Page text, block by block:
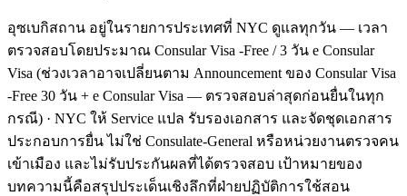
อุซเบกิสถาน อยู่ในรายการประเทศที่ NYC ดูแลทุกวัน — เวลา
ตรวจสอบโดยประมาณ Consular Visa -Free / 3 วัน e Consular
Visa (ช่วงเวลาอาจเปลี่ยนตาม Announcement ของ Consular Visa
-Free 30 วัน + e Consular Visa — ตรวจสอบล่าสุดก่อนยื่นในทุก
กรณี) · NYC ให้ Service แปล รับรองเอกสาร และจัดชุดเอกสาร
ประกอบการยื่น ไม่ใช่ Consulate-General หรือหน่วยงานตรวจคน
เข้าเมือง และไม่รับประกันผลที่ได้ตรวจสอบ เป้าหมายของ
บทความนี้คือสรุปประเด็นเชิงลึกที่ฝ่ายปฏิบัติการใช้สอน